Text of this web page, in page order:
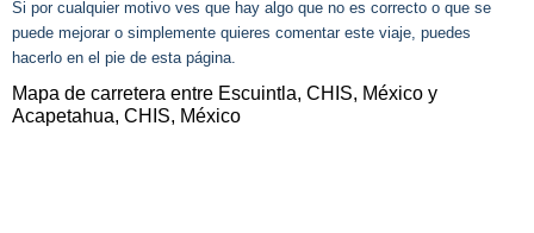
Si por cualquier motivo ves que hay algo que no es correcto o que se
puede mejorar o simplemente quieres comentar este viaje, puedes
hacerlo en el pie de esta página.
Mapa de carretera entre Escuintla, CHIS, México y
Acapetahua, CHIS, México